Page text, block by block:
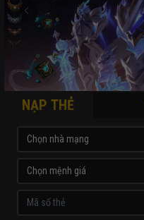
NẠP THẺ